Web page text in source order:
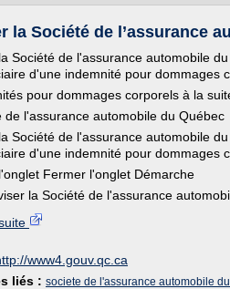
la Société de l’assurance
Société de l'assurance automobile
d'une indemnité pour dommages
pour dommages corporels à la
de l'assurance automobile du Québec
Société de l'assurance automobile
d'une indemnité pour dommages
Fermer l'onglet Démarche
la Société de l'assurance
www4.gouv.qc.ca
liés : societe de l'assurance automobile